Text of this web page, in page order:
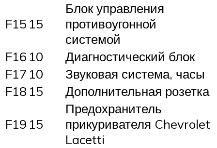
F15 15
Блок управления
противоугонной
системой
F16 10
Диагностический блок
F17 10
Звуковая система, часы
F18 15 Дополнительная розетка
F19 15
Предохранитель
прикуривателя Chevrolet
Lacetti